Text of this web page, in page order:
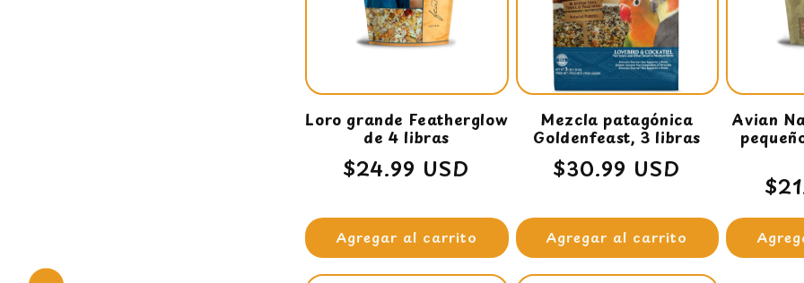
i
ó
:
Loro grande Featherglow
de 4 libras
Precio
$24.99 USD
Agregar al carrito
Mezcla patagónica
Goldenfeast, 3 libras
Precio
$30.99 USD
Agregar al carrito
Avian